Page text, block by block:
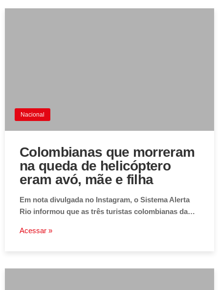
Nacional
Colombianas que morreram
na queda de helicóptero
eram avó, mãe e filha
Em nota divulgada no Instagram, o Sistema Alerta
Rio informou que as três turistas colombianas da…
Acessar »